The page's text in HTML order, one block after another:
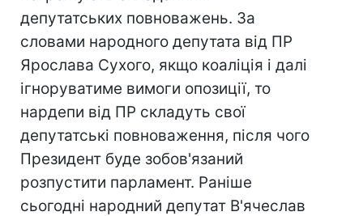
депутатських повноважень. За
словами народного депутата від ПР
Ярослава Сухого, якщо коаліція і далі
ігноруватиме вимоги опозиції, то
нардепи від ПР складуть свої
депутатські повноваження, після чого
Президент буде зобов'язаний
розпустити парламент. Раніше
сьогодні народний депутат В'ячеслав